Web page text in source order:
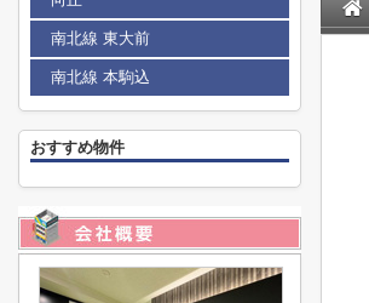
南北線 東大前
南北線 本駒込
おすすめ物件